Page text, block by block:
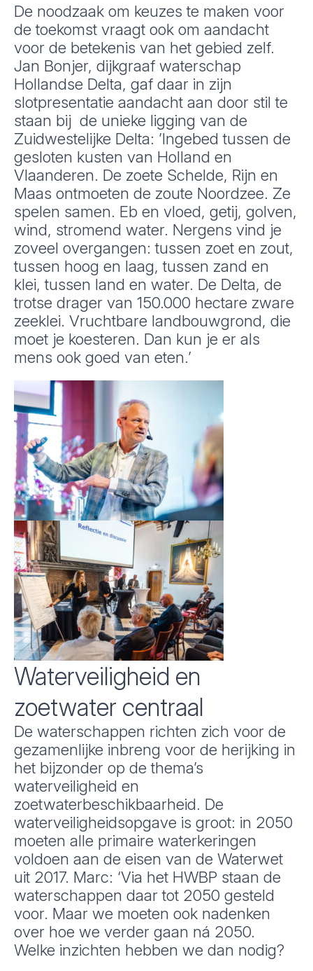
De noodzaak om keuzes te maken voor
de toekomst vraagt ook om aandacht
voor de betekenis van het gebied zelf.
Jan Bonjer, dijkgraaf waterschap
Hollandse Delta, gaf daar in zijn
slotpresentatie aandacht aan door stil te
staan bij de unieke ligging van de
Zuidwestelijke Delta: ’Ingebed tussen de
gesloten kusten van Holland en
Vlaanderen. De zoete Schelde, Rijn en
Maas ontmoeten de zoute Noordzee. Ze
spelen samen. Eb en vloed, getij, golven,
wind, stromend water. Nergens vind je
zoveel overgangen: tussen zoet en zout,
tussen hoog en laag, tussen zand en
klei, tussen land en water. De Delta, de
trotse drager van 150.000 hectare zware
zeeklei. Vruchtbare landbouwgrond, die
moet je koesteren. Dan kun je er als
mens ook goed van eten.’
Waterveiligheid en
zoetwater centraal
De waterschappen richten zich voor de
gezamenlijke inbreng voor de herijking in
het bijzonder op de thema’s
waterveiligheid en
zoetwaterbeschikbaarheid. De
waterveiligheidsopgave is groot: in 2050
moeten alle primaire waterkeringen
voldoen aan de eisen van de Waterwet
uit 2017. Marc: ‘Via het HWBP staan de
waterschappen daar tot 2050 gesteld
voor. Maar we moeten ook nadenken
over hoe we verder gaan ná 2050.
Welke inzichten hebben we dan nodig?